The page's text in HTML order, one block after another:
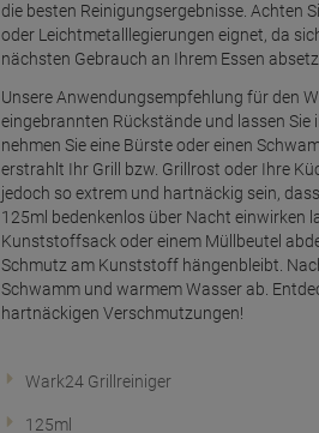
die besten Reinigungsergebnisse. Achten
oder Leichtmetalllegierungen eignet, da
nächsten Gebrauch an Ihrem Essen
Unsere Anwendungsempfehlung für den
eingebrannten Rückstände und lassen
nehmen Sie eine Bürste oder einen
erstrahlt Ihr Grill bzw. Grillrost oder Ihre
jedoch so extrem und hartnäckig sein,
125ml bedenkenlos über Nacht einwirken
Kunststoffsack oder einem Müllbeutel
Schmutz am Kunststoff hängenbleibt.
Schwamm und warmem Wasser ab.
hartnäckigen Verschmutzungen!
Wark24 Grillreiniger
125ml